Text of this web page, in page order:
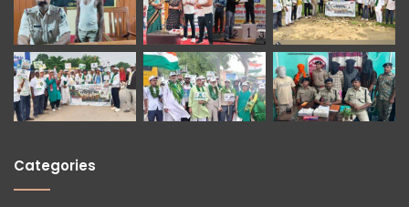
Categories